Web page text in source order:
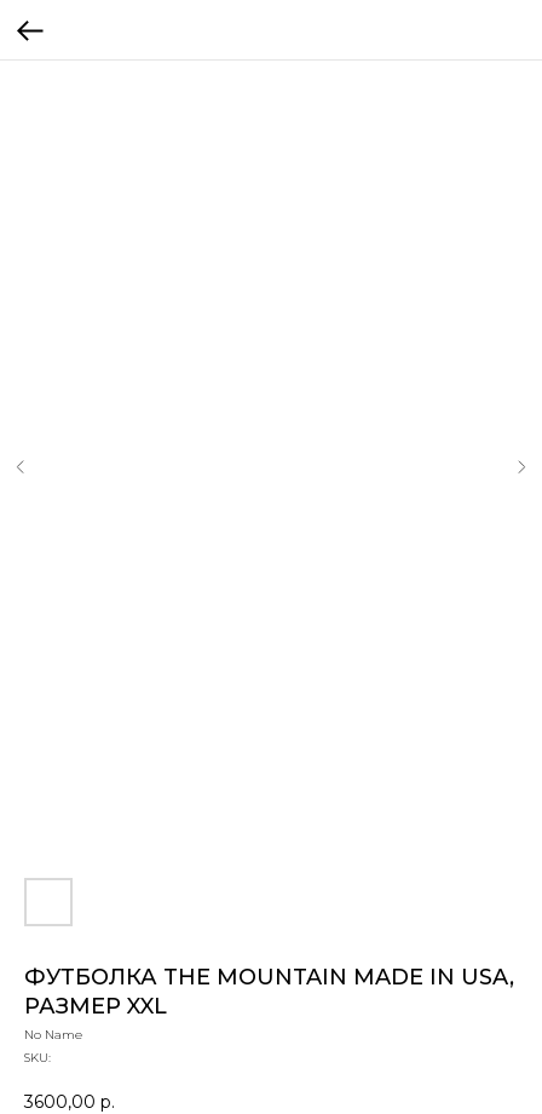
ФУТБОЛКА THE MOUNTAIN MADE IN USA,
РАЗМЕР XXL
No Name
SKU:
3600,00 р.